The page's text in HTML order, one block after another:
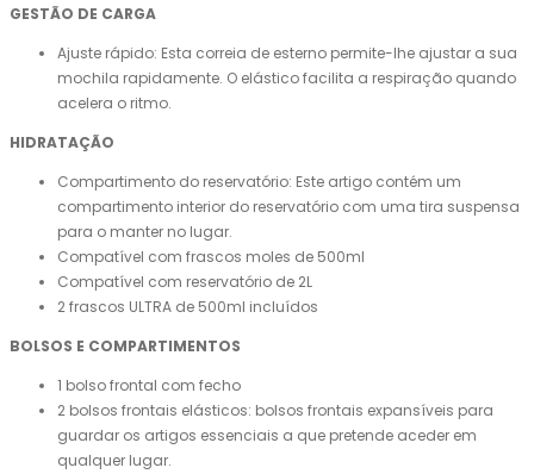
GESTÃO DE CARGA
Ajuste rápido: Esta correia de esterno permite-lhe ajustar a sua
mochila rapidamente. O elástico facilita a respiração quando
acelera o ritmo.
HIDRATAÇÃO
Compartimento do reservatório: Este artigo contém um
compartimento interior do reservatório com uma tira suspensa
para o manter no lugar.
Compatível com frascos moles de 500ml
Compatível com reservatório de 2L
2 frascos ULTRA de 500ml incluídos
BOLSOS E COMPARTIMENTOS
1 bolso frontal com fecho
2 bolsos frontais elásticos: bolsos frontais expansíveis para
guardar os artigos essenciais a que pretende aceder em
qualquer lugar.